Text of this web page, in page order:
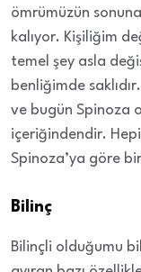
ömrümüzün
kalıyor. Kişiliğim
temel şey asla
benliğimde
ve bugün Spinoza
içeriğindendir.
Spinoza’ya göre
Bilinç
Bilinçli olduğumu